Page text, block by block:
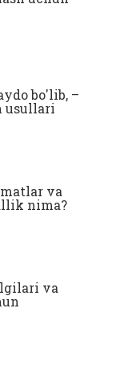
bo'lib, –
usullari
va
nima?
va